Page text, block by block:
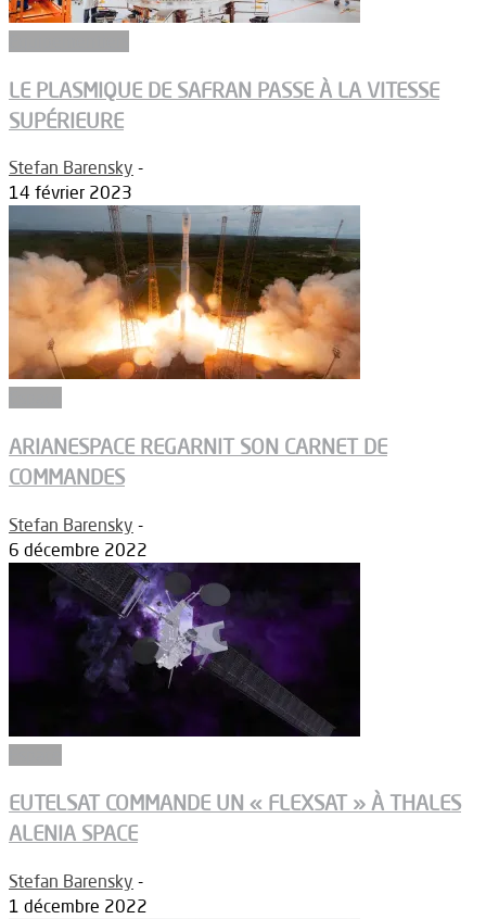
LE PLASMIQUE DE SAFRAN PASSE À LA VITESSE
SUPÉRIEURE
Stefan Barensky -
14 février 2023
ARIANESPACE REGARNIT SON CARNET DE
COMMANDES
Stefan Barensky -
6 décembre 2022
EUTELSAT COMMANDE UN « FLEXSAT » À THALES
ALENIA SPACE
Stefan Barensky -
1 décembre 2022